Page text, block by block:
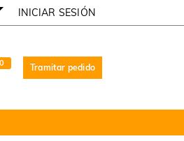
INICIAR SESIÓN
0 Tramitar pedido